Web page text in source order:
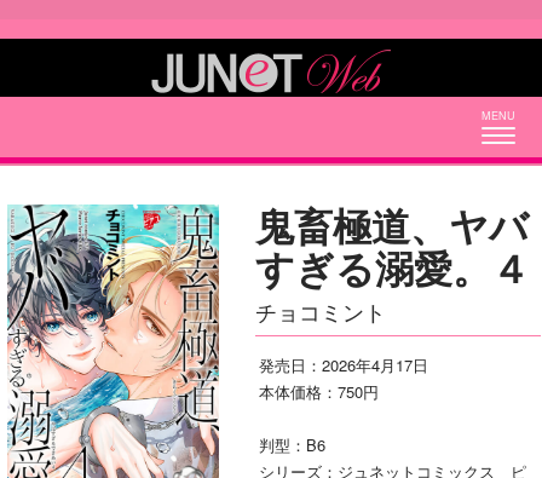
鬼畜極道、ヤバ
すぎる溺愛。４
チョコミント
発売日：2026年4月17日
本体価格：750円
判型：B6
シリーズ：ジュネットコミックス ピ